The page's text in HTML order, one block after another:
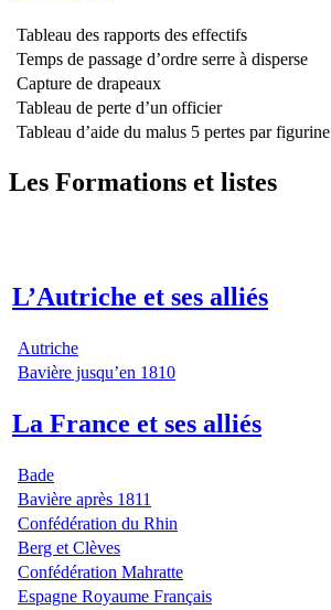
Tableau des rapports des effectifs
Temps de passage d’ordre serre à disperse
Capture de drapeaux
Tableau de perte d’un officier
Tableau d’aide du malus 5 pertes par figurine
Les Formations et listes
L’Autriche et ses alliés
Autriche
Bavière jusqu’en 1810
La France et ses alliés
Bade
Bavière après 1811
Confédération du Rhin
Berg et Clèves
Confédération Mahratte
Espagne Royaume Français